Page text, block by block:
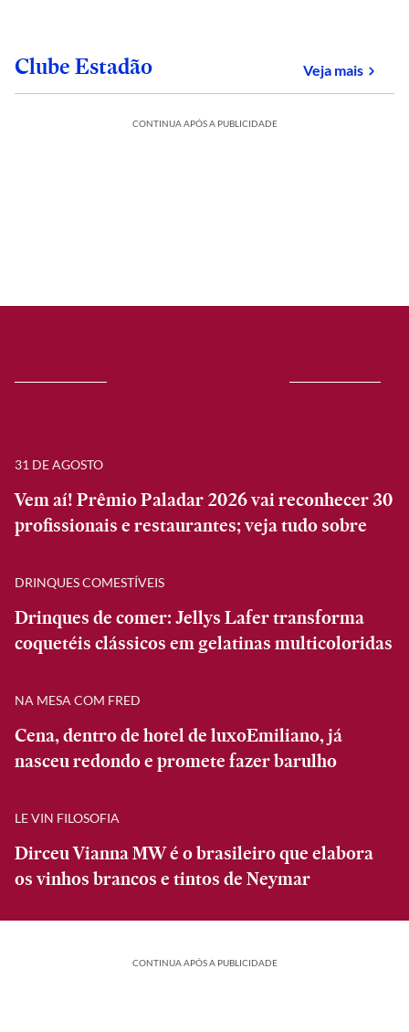
Clube Estadão Veja maissobre
CONTINUA APÓS A PUBLICIDADE
31 DE AGOSTO
Vem aí! Prêmio Paladar 2026 vai reconhecer 30
profissionais e restaurantes; veja tudo sobre
DRINQUES COMESTÍVEIS
Drinques de comer: Jellys Lafer transforma
coquetéis clássicos em gelatinas multicoloridas
NA MESA COM FRED
Cena, dentro de hotel de luxoEmiliano, já
nasceu redondo e promete fazer barulho
LE VIN FILOSOFIA
Dirceu Vianna MW é o brasileiro que elabora
os vinhos brancos e tintos de Neymar
CONTINUA APÓS A PUBLICIDADE